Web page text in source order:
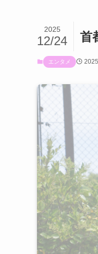
首
2025
12/24
エンタメ